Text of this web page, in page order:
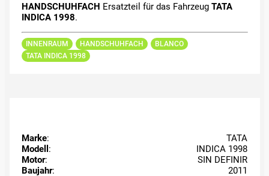
HANDSCHUHFACH Ersatzteil für das Fahrzeug TATA
INDICA 1998.
INNENRAUM HANDSCHUHFACH
BLANCO
TATA INDICA 1998
Marke:
TATA
Modell :
INDICA 1998
Motor:
SIN DEFINIR
Baujahr: 2011